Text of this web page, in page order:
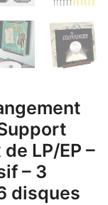
LP/EP –
– 3
disques